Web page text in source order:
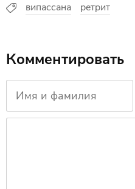
випассана
ретрит
Комментировать